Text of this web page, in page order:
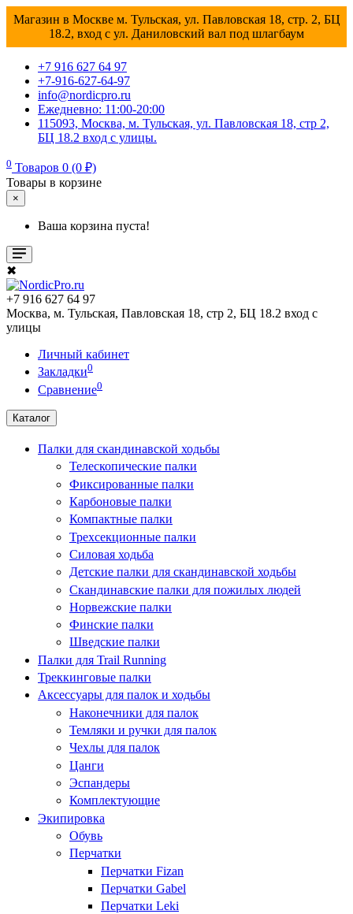
Магазин в Москве м. Тульская, ул. Павловская 18, стр. 2, БЦ
18.2, вход с ул. Даниловский вал под шлагбаум
+7 916 627 64 97
+7-916-627-64-97
info@nordicpro.ru
Ежедневно: 11:00-20:00
115093, Москва, м. Тульская, ул. Павловская 18, стр 2,
БЦ 18.2 вход с улицы.
0 Товаров 0 (0 ₽)
Товары в корзине
×
Ваша корзина пуста!
✖
+7 916 627 64 97
Москва, м. Тульская, Павловская 18, стр 2, БЦ 18.2 вход с
улицы
Личный кабинет
Закладки0
Сравнение0
Каталог
Палки для скандинавской ходьбы
Телескопические палки
Фиксированные палки
Карбоновые палки
Компактные палки
Трехсекционные палки
Силовая ходьба
Детские палки для скандинавской ходьбы
Скандинавские палки для пожилых людей
Норвежские палки
Финские палки
Шведские палки
Палки для Trail Running
Треккинговые палки
Аксессуары для палок и ходьбы
Наконечники для палок
Темляки и ручки для палок
Чехлы для палок
Цанги
Эспандеры
Комплектующие
Экипировка
Обувь
Перчатки
Перчатки Fizan
Перчатки Gabel
Перчатки Leki